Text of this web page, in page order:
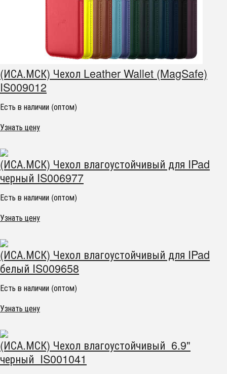
(ИСА.МСК) Чехол Leather Wallet (MagSafe)
IS009012
Есть в наличии (оптом)
Узнать цену
(ИСА.МСК) Чехол влагоустойчивый для IPad
черный IS006977
Есть в наличии (оптом)
Узнать цену
(ИСА.МСК) Чехол влагоустойчивый для IPad
белый IS009658
Есть в наличии (оптом)
Узнать цену
(ИСА.МСК) Чехол влагоустойчивый 6.9"
черный IS001041